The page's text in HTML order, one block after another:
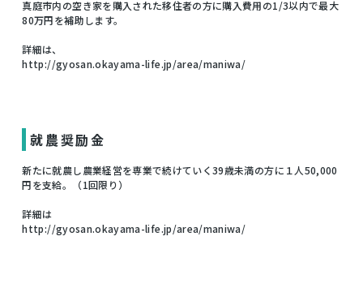
真庭市内の空き家を購入された移住者の方に購入費用の1/3以内で最大
80万円を補助します。
詳細は、
http://gyosan.okayama-life.jp/area/maniwa/
就農奨励金
新たに就農し農業経営を専業で続けていく39歳未満の方に１人50,000
円を支給。（1回限り）
詳細は
http://gyosan.okayama-life.jp/area/maniwa/